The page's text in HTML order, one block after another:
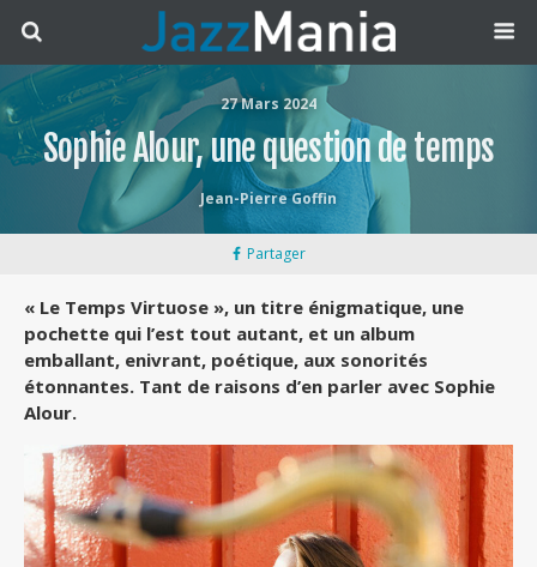
27 Mars 2024
Sophie Alour, une question de temps
Jean-Pierre Goffin
Partager
« Le Temps Virtuose », un titre énigmatique, une
pochette qui l’est tout autant, et un album
emballant, enivrant, poétique, aux sonorités
étonnantes. Tant de raisons d’en parler avec Sophie
Alour.